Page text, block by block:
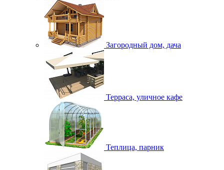
Загородный дом, дача
Терраса, уличное кафе
Теплица, парник